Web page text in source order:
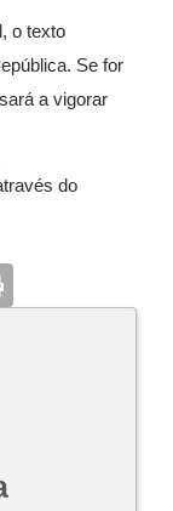
o texto
Se for
a vigorar
do